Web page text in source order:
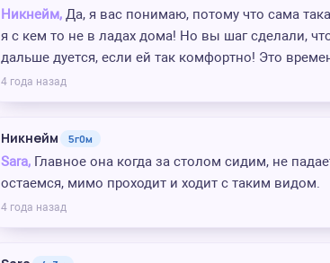
Никнейм, Да, я вас понимаю, потому что сама
я с кем то не в ладах дома! Но вы шаг сделали,
дальше дуется, если ей так комфортно! Это
4 года назад
Никнейм 5г0м
Sara, Главное она когда за столом сидим, не
остаемся, мимо проходит и ходит с таким видом.
4 года назад